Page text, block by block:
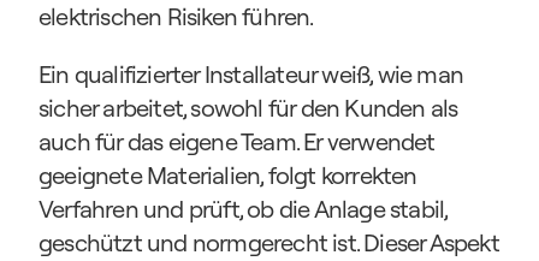
elektrischen Risiken führen.
Ein qualifizierter Installateur weiß, wie man
sicher arbeitet, sowohl für den Kunden als
auch für das eigene Team. Er verwendet
geeignete Materialien, folgt korrekten
Verfahren und prüft, ob die Anlage stabil,
geschützt und normgerecht ist. Dieser Aspekt